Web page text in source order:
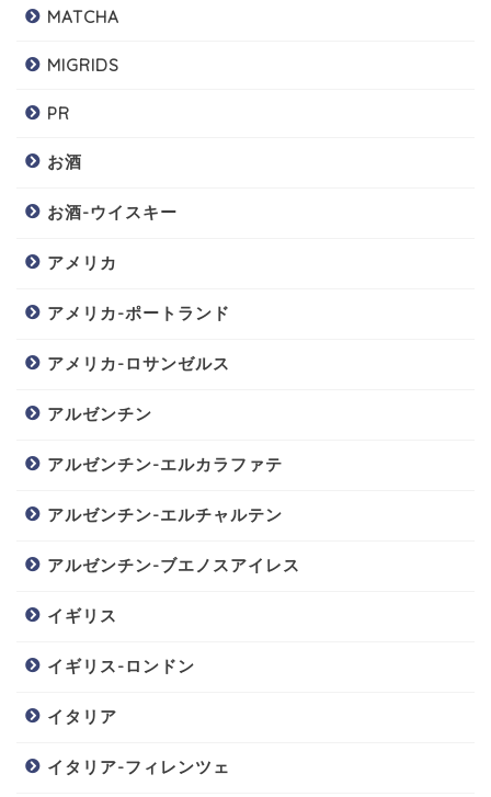
MATCHA
MIGRIDS
PR
お酒
お酒-ウイスキー
アメリカ
アメリカ-ポートランド
アメリカ-ロサンゼルス
アルゼンチン
アルゼンチン-エルカラファテ
アルゼンチン-エルチャルテン
アルゼンチン-ブエノスアイレス
イギリス
イギリス-ロンドン
イタリア
イタリア-フィレンツェ